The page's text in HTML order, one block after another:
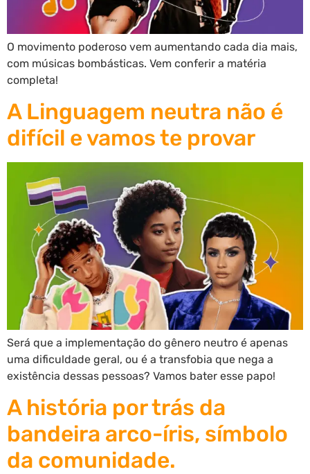
O movimento poderoso vem aumentando cada dia mais,
com músicas bombásticas. Vem conferir a matéria
completa!
A Linguagem neutra não é
difícil e vamos te provar
Será que a implementação do gênero neutro é apenas
uma dificuldade geral, ou é a transfobia que nega a
existência dessas pessoas? Vamos bater esse papo!
A história por trás da
bandeira arco-íris, símbolo
da comunidade.